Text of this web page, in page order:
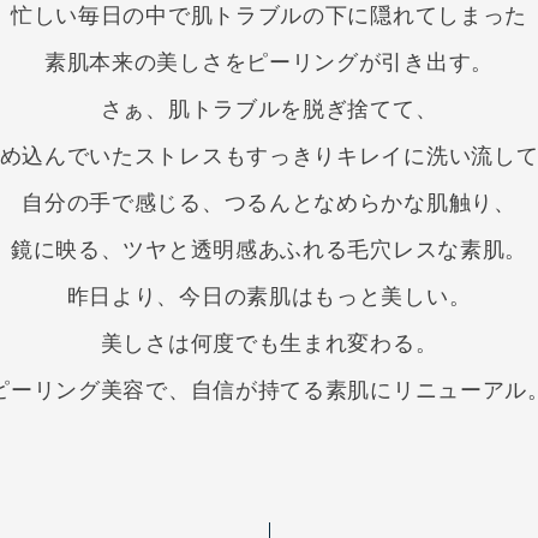
忙しい毎日の中で肌トラブルの下に隠れてしまった
素肌本来の美しさをピーリングが引き出す。
さぁ、肌トラブルを脱ぎ捨てて、
込んでいたストレスもすっきりキレイに洗い流し
自分の手で感じる、つるんとなめらかな肌触り、
鏡に映る、ツヤと透明感あふれる毛穴レスな素肌。
昨日より、今日の素肌はもっと美しい。
美しさは何度でも生まれ変わる。
ーリング美容で、自信が持てる素肌にリニューアル